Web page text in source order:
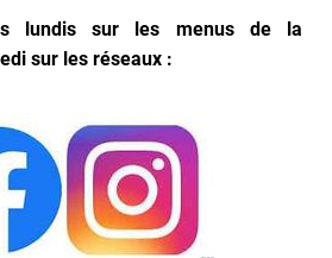
lundis sur les menus de la
sur les réseaux :